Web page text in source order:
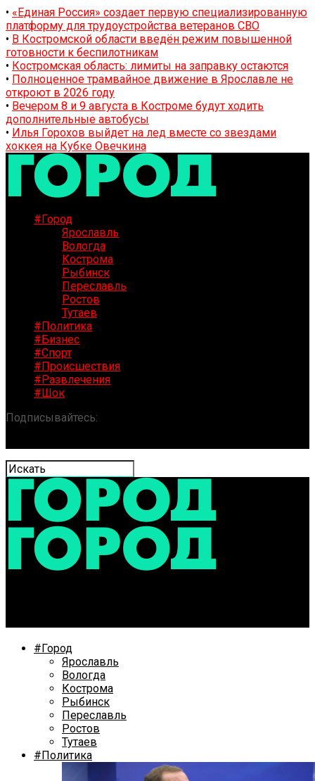
• «Единая Россия» создает первую специализированную
платформу для трудоустройства ветеранов СВО
• В Костромской области введён режим повышенной
готовности к беспилотникам
• Костромская область: лимиты на заправку остаются
• Полноценное трамвайное движение в Ярославле не
откроют в 2026 году
• Вечером 8 и 9 августа в Костроме будут ходить
дополнительные автобусы
• Илья Горохов выйдет на лед вместе со звездами
хоккея на Кубке Овечкина
#Город
Ярославль
Вологда
Кострома
Рыбинск
Переславль
Ростов
Тутаев
#Политика
#Бизнес
#Спорт
#Происшествия
#Развлечения
#Шок
Подписывайтесь:
#Город
Ярославль
Вологда
Кострома
Рыбинск
Переславль
Ростов
Тутаев
#Политика